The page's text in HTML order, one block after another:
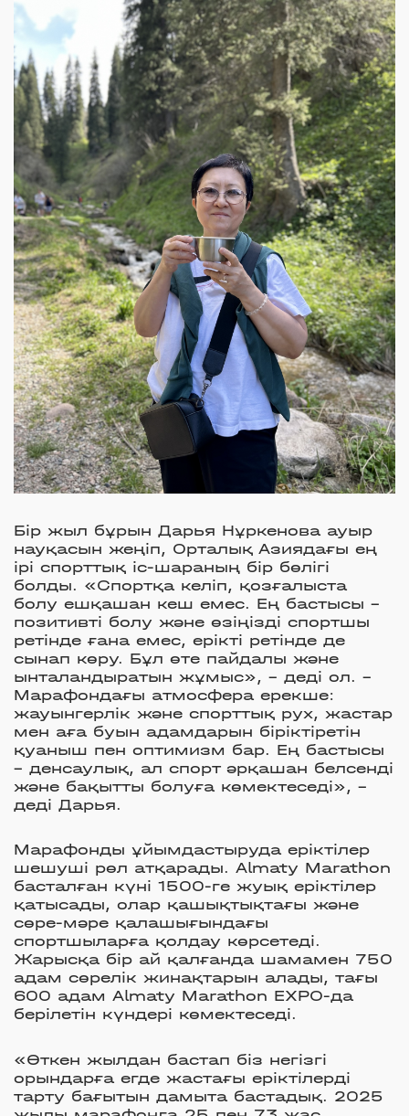
Бір жыл бұрын Дарья Нұркенова ауыр
науқасын жеңіп, Орталық Азиядағы ең
ірі спорттық іс-шараның бір бөлігі
болды. «Спортқа келіп, қозғалыста
болу ешқашан кеш емес. Ең бастысы –
позитивті болу және өзіңізді спортшы
ретінде ғана емес, ерікті ретінде де
сынап көру. Бұл өте пайдалы және
ынталандыратын жұмыс», - деді ол. –
Марафондағы атмосфера ерекше:
жауынгерлік және спорттық рух, жастар
мен аға буын адамдарын біріктіретін
қуаныш пен оптимизм бар. Ең бастысы
– денсаулық, ал спорт әрқашан белсенді
және бақытты болуға көмектеседі», –
деді Дарья.
Марафонды ұйымдастыруда еріктілер
шешуші рөл атқарады. Almaty Marathon
басталған күні 1500-ге жуық еріктілер
қатысады, олар қашықтықтағы және
сөре-мәре қалашығындағы
спортшыларға қолдау көрсетеді.
Жарысқа бір ай қалғанда шамамен 750
адам сөрелік жинақтарын алады, тағы
600 адам Almaty Marathon EXPO-да
берілетін күндері көмектеседі.
«Өткен жылдан бастап біз негізгі
орындарға егде жастағы еріктілерді
тарту бағытын дамыта бастадық. 2025